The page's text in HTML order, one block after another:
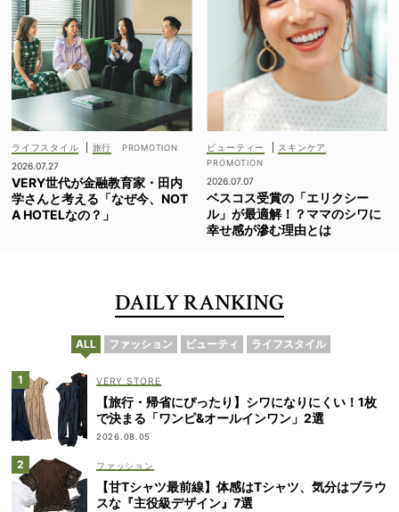
ライフスタイル
旅行
2026.07.27
VERY世代が金融教育家・田内
学さんと考える「なぜ今、NOT
A HOTELなの？」
ビューティー スキンケア
2026.07.07
ベスコス受賞の「エリクシー
ル」が最適解！？ママのシワに
幸せ感が滲む理由とは
DAILY RANKING
ALL ファッション ビューティ ライフスタイル
VERY STORE
【旅行・帰省にぴったり】シワになりにくい！1枚
で決まる「ワンピ&オールインワン」2選
2026.08.05
ファッション
【甘Tシャツ最前線】体感はTシャツ、気分はブラウ
スな『主役級デザイン』7選